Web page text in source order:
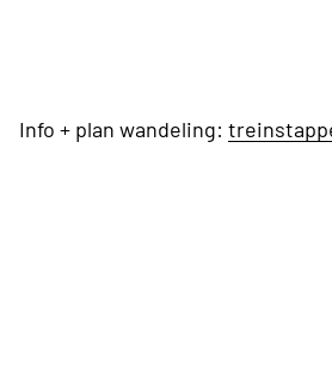
Info + plan wandeling: